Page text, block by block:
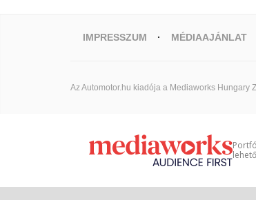
IMPRESSZUM MÉDIAAJÁNLAT
Az Automotor.hu kiadója a Mediaworks Hungary